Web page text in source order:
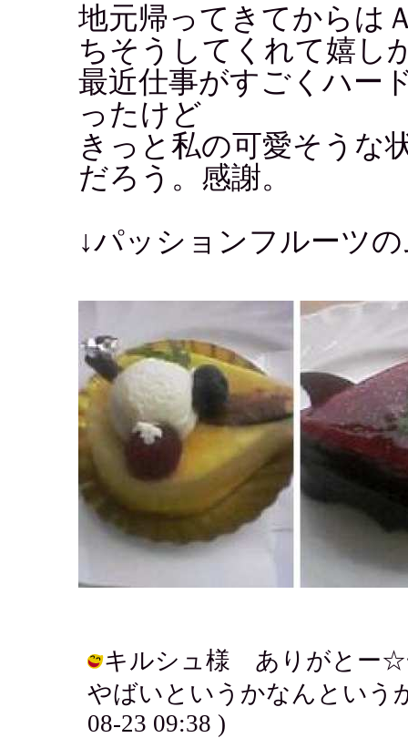
地元帰ってきてからは
ちそうしてくれて嬉し
最近仕事がすごくハー
ったけど
きっと私の可愛そうな
だろう。感謝。
↓パッションフルーツ
キルシュ様 ありがとー☆
やばいというかなんという
08-23 09:38 )